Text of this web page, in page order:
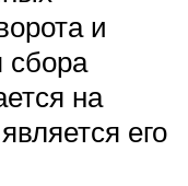
и
сбора
на
его